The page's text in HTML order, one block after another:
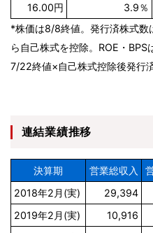
16.00円
3.9％
*株価は8/8終値。発行済株式数
ら自己株式を控除。ROE・
7/22終値×自己株式控除後発行
連結業績推移
決算期 営業総収入
2018年2月(実)
29,394
2019年2月(実)
10,916